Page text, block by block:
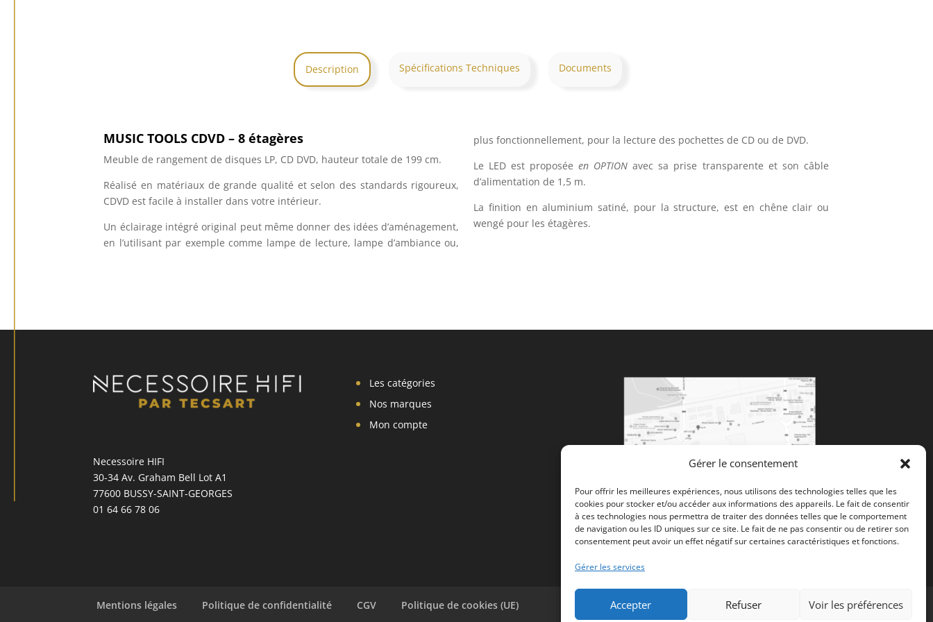
Gérer le consentement
Pour offrir les meilleures expériences, nous utilisons des technologies telles que les
cookies pour stocker et/ou accéder aux informations des appareils. Le fait de consentir
à ces technologies nous permettra de traiter des données telles que le comportement
de navigation ou les ID uniques sur ce site. Le fait de ne pas consentir ou de retirer son
consentement peut avoir un effet négatif sur certaines caractéristiques et fonctions.
Gérer les services
Accepter Refuser Voir les préférences
Description Spécifications Techniques Documents
MUSIC TOOLS CDVD – 8 étagères
Meuble de rangement de disques LP, CD DVD, hauteur totale de 199 cm.
Réalisé en matériaux de grande qualité et selon des standards rigoureux,
CDVD est facile à installer dans votre intérieur.
Un éclairage intégré original peut même donner des idées d’aménagement,
en l’utilisant par exemple comme lampe de lecture, lampe d’ambiance ou,
plus fonctionnellement, pour la lecture des pochettes de CD ou de DVD.
Le LED est proposée en OPTION avec sa prise transparente et son câble
d’alimentation de 1,5 m.
La finition en aluminium satiné, pour la structure, est en chêne clair ou
wengé pour les étagères.
Necessoire HIFI
30-34 Av. Graham Bell Lot A1
77600 BUSSY-SAINT-GEORGES
01 64 66 78 06
Les catégories
Nos marques
Mon compte
Mentions légales Politique de confidentialité CGV Politique de cookies (UE)